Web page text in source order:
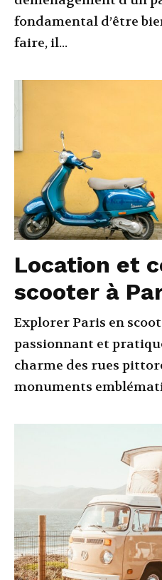
fondamental d’être
faire, il...
Location et
scooter à
Explorer Paris en
passionnant et
charme des rues
monuments